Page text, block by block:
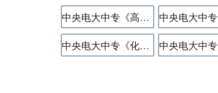
中央电大中专《高星级饭店运营与管理》专业
中央电大中专《化学工艺》专业